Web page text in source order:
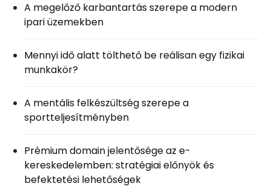
A megelőző karbantartás szerepe a modern
ipari üzemekben
Mennyi idő alatt tölthető be reálisan egy fizikai
munkakör?
A mentális felkészültség szerepe a
sportteljesítményben
Prémium domain jelentősége az e-
kereskedelemben: stratégiai előnyök és
befektetési lehetőségek